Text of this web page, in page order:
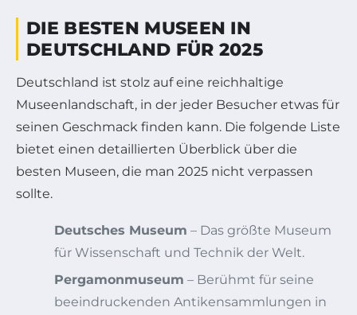
DIE BESTEN MUSEEN IN
DEUTSCHLAND FÜR 2025
Deutschland ist stolz auf eine reichhaltige
Museenlandschaft, in der jeder Besucher etwas für
seinen Geschmack finden kann. Die folgende Liste
bietet einen detaillierten Überblick über die
besten Museen, die man 2025 nicht verpassen
sollte.
Deutsches Museum – Das größte Museum
für Wissenschaft und Technik der Welt.
Pergamonmuseum – Berühmt für seine
beeindruckenden Antikensammlungen in